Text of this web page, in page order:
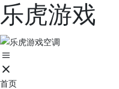
乐虎游戏
首页